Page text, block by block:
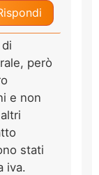
però
e non
stati
iva.